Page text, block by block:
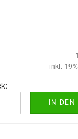
inkl.
IN